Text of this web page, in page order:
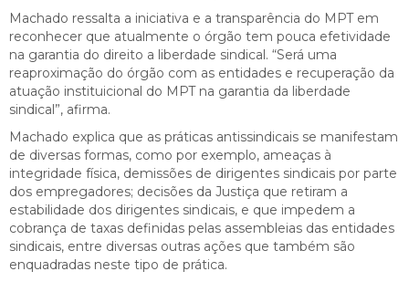
Machado ressalta a iniciativa e a transparência do MPT em
reconhecer que atualmente o órgão tem pouca efetividade
na garantia do direito a liberdade sindical. “Será uma
reaproximação do órgão com as entidades e recuperação da
atuação instituicional do MPT na garantia da liberdade
sindical”, afirma.
Machado explica que as práticas antissindicais se manifestam
de diversas formas, como por exemplo, ameaças à
integridade física, demissões de dirigentes sindicais por parte
dos empregadores; decisões da Justiça que retiram a
estabilidade dos dirigentes sindicais, e que impedem a
cobrança de taxas definidas pelas assembleias das entidades
sindicais, entre diversas outras ações que também são
enquadradas neste tipo de prática.